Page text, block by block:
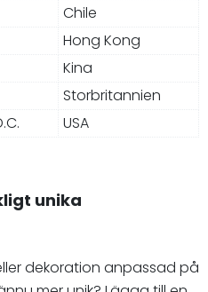
Chile
Hong Kong
Kina
Storbritannien
USA
unika
dekoration anpassad på